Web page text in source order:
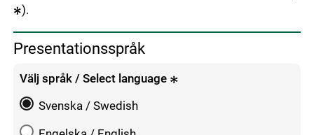
).
Presentationsspråk
Välj språk / Select language
Svenska / Swedish